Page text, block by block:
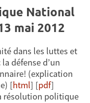
National
mai 2012
dans les luttes et
défense d’un
(explication
[html] [pdf]
résolution politique